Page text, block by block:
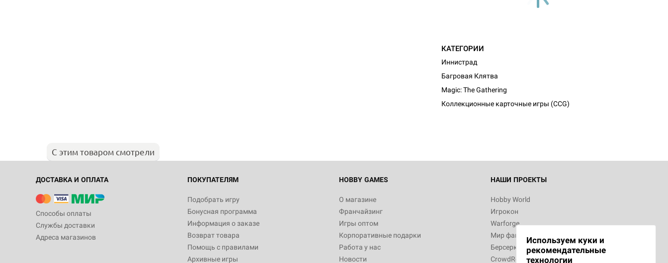
КАТЕГОРИИ
Иннистрад
Багровая Клятва
Magic: The Gathering
Коллекционные карточные игры (CCG)
С этим товаром смотрели
ДОСТАВКА И ОПЛАТА
Способы оплаты
Службы доставки
Адреса магазинов
ПОКУПАТЕЛЯМ
Подобрать игру
Бонусная программа
Информация о заказе
Возврат товара
Помощь с правилами
Архивные игры
HOBBY GAMES
О магазине
Франчайзинг
Игры оптом
Корпоративные подарки
Работа у нас
Новости
НАШИ ПРОЕКТЫ
Hobby World
Игрокон
Warforge
Мир фантастики
Берсерк
CrowdRepublic
Используем куки и
рекомендательные
технологии